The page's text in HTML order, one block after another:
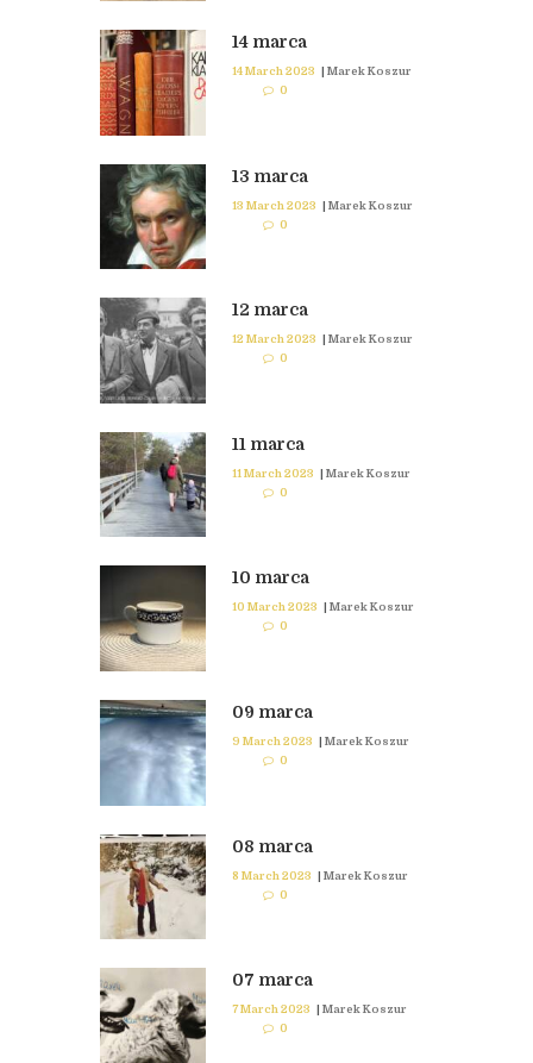
14 marca
14 March 2023 | Marek Koszur
0
13 marca
13 March 2023 | Marek Koszur
0
12 marca
12 March 2023 | Marek Koszur
0
11 marca
11 March 2023 | Marek Koszur
0
10 marca
10 March 2023
Marek Koszur
0
09 marca
9 March 2023 | Marek Koszur
0
08 marca
8 March 2023 | Marek Koszur
0
07 marca
7 March 2023 | Marek Koszur
0